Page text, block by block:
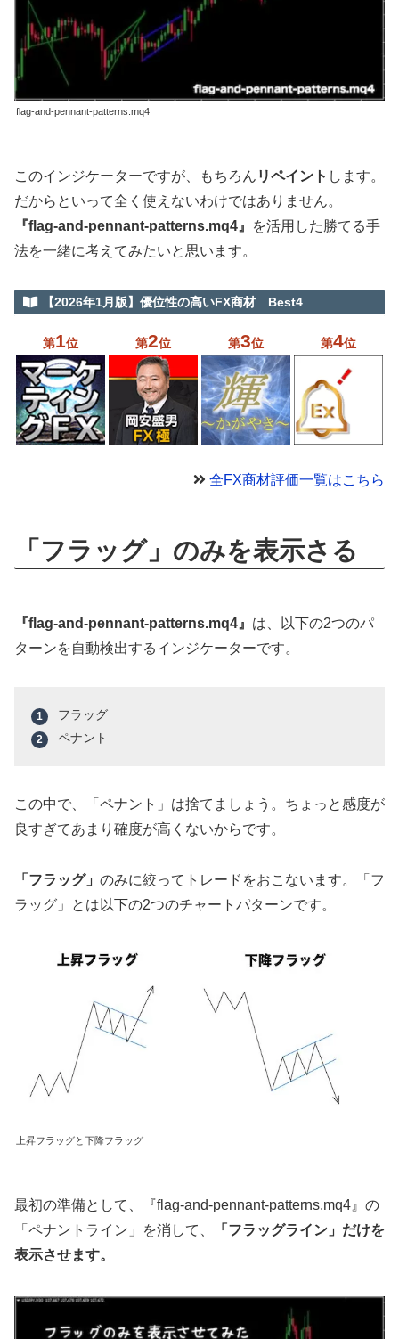
flag-and-pennant-patterns.mq4
このインジケーターですが、もちろん リペイント します。
だからといって全く使えないわけではありません。
『flag-and-pennant-patterns.mq4』
を活用した勝てる手
法を一緒に考えてみたいと思います。
【2026年1月版】優位性の高いFX商材 Best4
第1位 第2位 第3位 第4位
全FX商材評価一覧はこちら
「フラッグ」のみを表示さる
『flag-and-pennant-patterns.mq4』 は、以下の2つのパ
ターンを自動検出するインジケーターです。
フラッグ
ペナント
この中で、「ペナント」は捨てましょう。ちょっと感度が
良すぎてあまり確度が高くないからです。
「フラッグ」 のみに絞ってトレードをおこないます。「フ
ラッグ」とは以下の2つのチャートパターンです。
上昇フラッグと下降フラッグ
最初の準備として、『flag-and-pennant-patterns.mq4』の
「ペナントライン」を消して、
「フラッグライン」だけを
表示させます。